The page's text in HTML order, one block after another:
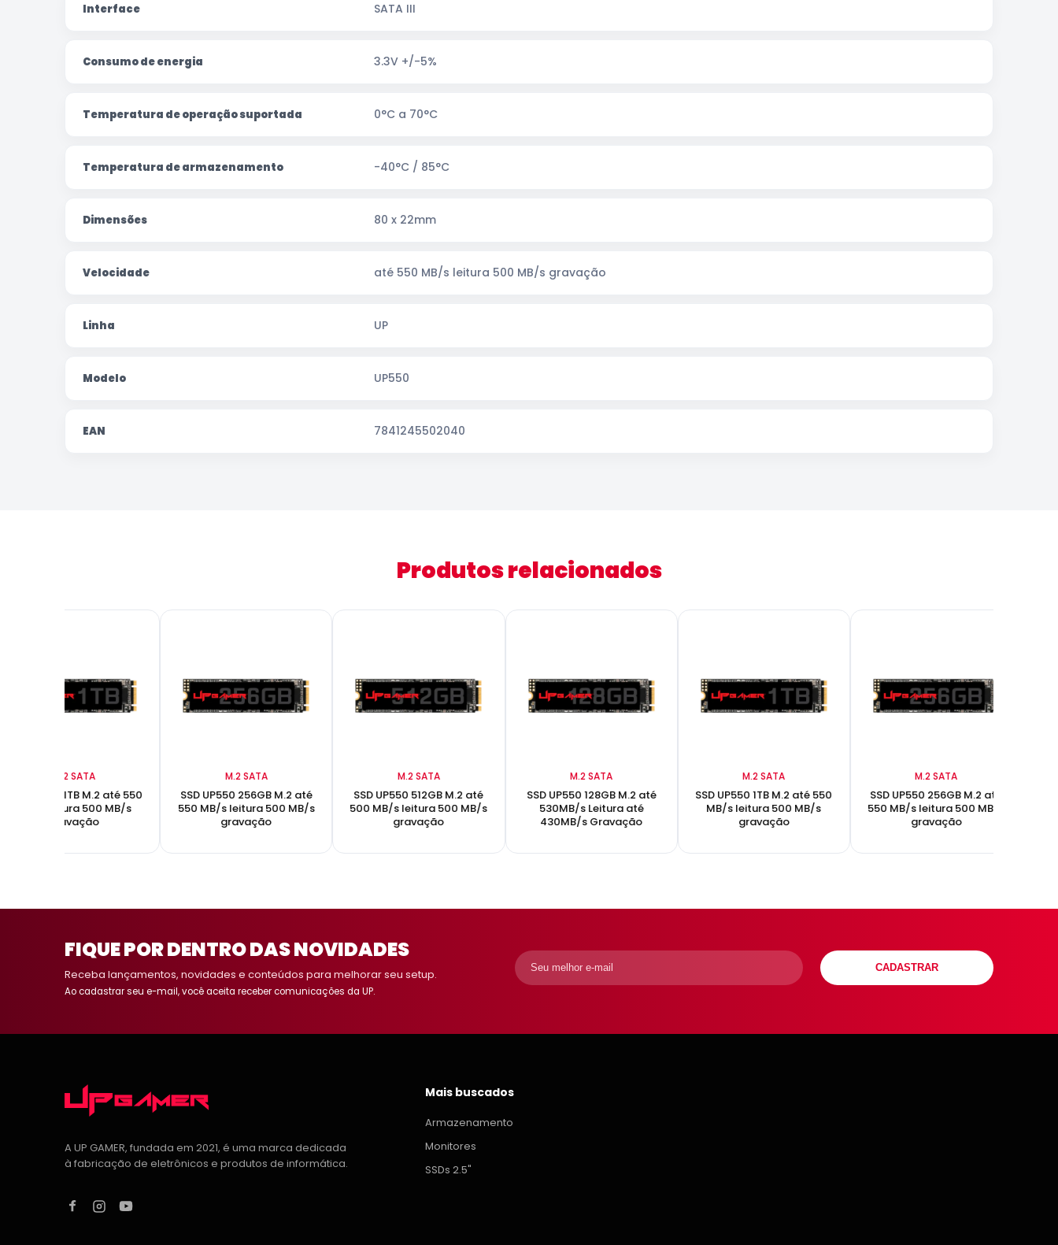
Interface SATA III
Consumo de energia 3.3V +/-5%
Temperatura de operação suportada 0°C a 70°C
Temperatura de armazenamento -40°C / 85°C
Dimensões 80 x 22mm
Velocidade até 550 MB/s leitura 500 MB/s gravação
Linha UP
Modelo UP550
EAN 7841245502040
Produtos relacionados
M.2 SATA
SSD UP550 1TB M.2 até 550
MB/s leitura 500 MB/s
gravação
M.2 SATA
SSD UP550 256GB M.2 até
550 MB/s leitura 500 MB/s
gravação
M.2 SATA
SSD UP550 512GB M.2 até
500 MB/s leitura 500 MB/s
gravação
M.2 SATA
SSD UP550 128GB M.2 até
530MB/s Leitura até
430MB/s Gravação
M.2 SATA
SSD UP550 1TB M.2 até 550
MB/s leitura 500 MB/s
gravação
M.2 SATA
SSD UP550 256GB M.2 até
550 MB/s leitura 500 MB/s
gravação
FIQUE POR DENTRO DAS NOVIDADES
Receba lançamentos, novidades e conteúdos para melhorar seu setup.
Ao cadastrar seu e-mail, você aceita receber comunicações da UP.
CADASTRAR
A UP GAMER, fundada em 2021, é uma marca dedicada
à fabricação de eletrônicos e produtos de informática.
Mais buscados
Armazenamento
Monitores
SSDs 2.5"